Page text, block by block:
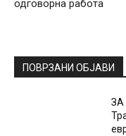
одговорна работа
ПОВРЗАНИ ОБЈАВИ
ЗА